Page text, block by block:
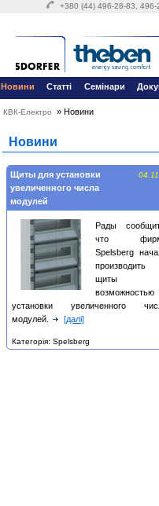
+380 (44) 496-28-83,
Новини Статті Семінари
КВК-Електро » Новини
Новини
Щиты для установки
увеличенного числа
модулей
Рады
что
Spelsberg
производить
щиты
возможностью
установки увеличенного
модулей.
[далі]
Категорія: Spelsberg